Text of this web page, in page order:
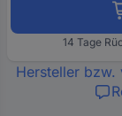
14 Tage
Hersteller bzw.